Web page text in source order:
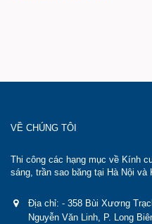
VỀ CHÚNG TÔI
Thi công các hạng mục về Kính
sáng, trần sao băng tại Hà Nội và
Địa chỉ: - 358 Bùi Xương
Nguyễn Văn Linh, P. Long